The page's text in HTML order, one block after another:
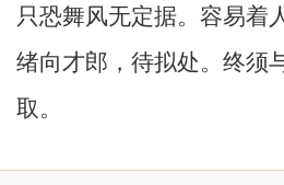
只恐舞风无定据。容易着
绪向才郎，待拟处。终须
取。